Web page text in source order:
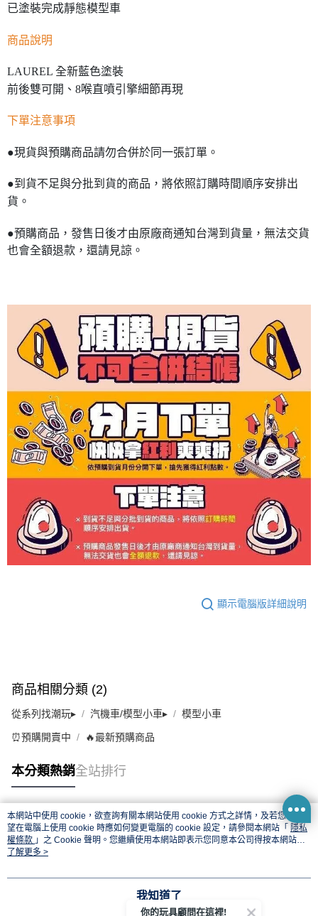
已塗裝完成靜態模型車
商品說明
LAUREL 全新藍色塗裝
前後雙可開、8喉直噴引擎細節再現
下單注意事項
●現貨與預購商品請勿合併於同一張訂單。
●到貨不足與分批到貨的商品，將依照訂購時間順序安排出
貨。
●預購商品，發售日後才由原廠商通知台灣到貨量，無法交貨
也會全額退款，還請見諒。
顯示電腦版詳細說明
商品相關分類 (2)
從系列找潮玩▸ 汽機車/模型小車▸ 模型小車
⏰預購開賣中 🔥最新預購商品
本分類熱銷全站排行
熱門標籤
本網站中使用 cookie，欲查詢有關本網站使用 cookie 方式之詳情，及若您不希
望在電腦上使用 cookie 時應如何變更電腦的 cookie 設定，請參閱本網站「 隱私
權條款 」之 Cookie 聲明。您繼續使用本網站即表示您同意本公司得按本網站使
用條款之 Cookie 聲明使用 cookie。
了解更多 >
我知道了
你的玩具顧問在這裡!